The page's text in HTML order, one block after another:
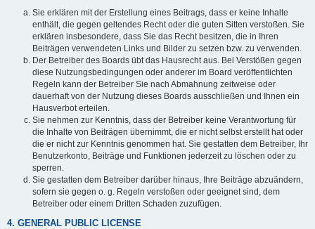
Sie erklären mit der Erstellung eines Beitrags, dass er keine Inhalte
enthält, die gegen geltendes Recht oder die guten Sitten verstoßen. Sie
erklären insbesondere, dass Sie das Recht besitzen, die in Ihren
Beiträgen verwendeten Links und Bilder zu setzen bzw. zu verwenden.
Der Betreiber des Boards übt das Hausrecht aus. Bei Verstößen gegen
diese Nutzungsbedingungen oder anderer im Board veröffentlichten
Regeln kann der Betreiber Sie nach Abmahnung zeitweise oder
dauerhaft von der Nutzung dieses Boards ausschließen und Ihnen ein
Hausverbot erteilen.
Sie nehmen zur Kenntnis, dass der Betreiber keine Verantwortung für
die Inhalte von Beiträgen übernimmt, die er nicht selbst erstellt hat oder
die er nicht zur Kenntnis genommen hat. Sie gestatten dem Betreiber, Ihr
Benutzerkonto, Beiträge und Funktionen jederzeit zu löschen oder zu
sperren.
Sie gestatten dem Betreiber darüber hinaus, Ihre Beiträge abzuändern,
sofern sie gegen o. g. Regeln verstoßen oder geeignet sind, dem
Betreiber oder einem Dritten Schaden zuzufügen.
4. GENERAL PUBLIC LICENSE